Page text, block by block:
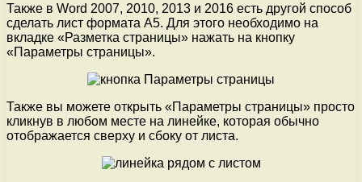
Также в Word 2007, 2010, 2013 и 2016 есть другой способ
сделать лист формата A5. Для этого необходимо на
вкладке «Разметка страницы» нажать на кнопку
«Параметры страницы».
Также вы можете открыть «Параметры страницы» просто
кликнув в любом месте на линейке, которая обычно
отображается сверху и сбоку от листа.